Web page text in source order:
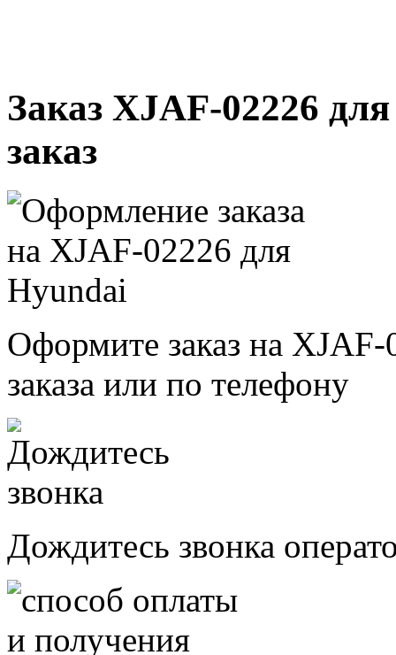
Заказ XJAF-02226
заказ
Оформите заказ на
заказа или по телефону
Дождитесь звонка